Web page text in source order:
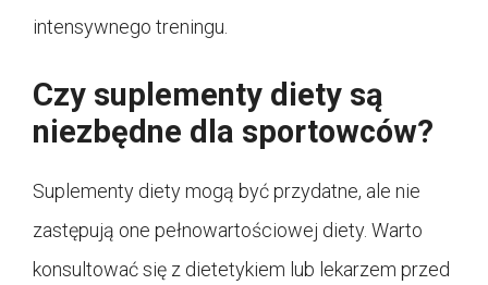
intensywnego treningu.
Czy suplementy diety są
niezbędne dla sportowców?
Suplementy diety mogą być przydatne, ale nie
zastępują one pełnowartościowej diety. Warto
konsultować się z dietetykiem lub lekarzem przed